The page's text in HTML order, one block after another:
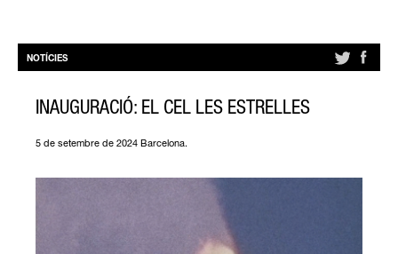
NOTÍCIES
INAUGURACIÓ: EL CEL LES ESTRELLES
5 de setembre de 2024 Barcelona.